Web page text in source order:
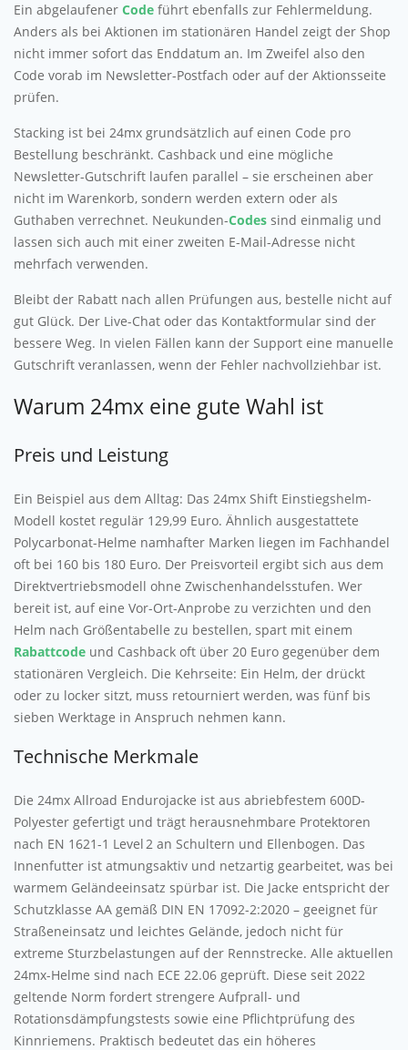
Ein abgelaufener Code führt ebenfalls zur Fehlermeldung.
Anders als bei Aktionen im stationären Handel zeigt der Shop
nicht immer sofort das Enddatum an. Im Zweifel also den
Code vorab im Newsletter-Postfach oder auf der Aktionsseite
prüfen.
Stacking ist bei 24mx grundsätzlich auf einen Code pro
Bestellung beschränkt. Cashback und eine mögliche
Newsletter-Gutschrift laufen parallel – sie erscheinen aber
nicht im Warenkorb, sondern werden extern oder als
Guthaben verrechnet. Neukunden-Codes sind einmalig und
lassen sich auch mit einer zweiten E-Mail-Adresse nicht
mehrfach verwenden.
Bleibt der Rabatt nach allen Prüfungen aus, bestelle nicht auf
gut Glück. Der Live-Chat oder das Kontaktformular sind der
bessere Weg. In vielen Fällen kann der Support eine manuelle
Gutschrift veranlassen, wenn der Fehler nachvollziehbar ist.
Warum 24mx eine gute Wahl ist
Preis und Leistung
Ein Beispiel aus dem Alltag: Das 24mx Shift Einstiegshelm-
Modell kostet regulär 129,99 Euro. Ähnlich ausgestattete
Polycarbonat-Helme namhafter Marken liegen im Fachhandel
oft bei 160 bis 180 Euro. Der Preisvorteil ergibt sich aus dem
Direktvertriebsmodell ohne Zwischenhandelsstufen. Wer
bereit ist, auf eine Vor-Ort-Anprobe zu verzichten und den
Helm nach Größentabelle zu bestellen, spart mit einem
Rabattcode und Cashback oft über 20 Euro gegenüber dem
stationären Vergleich. Die Kehrseite: Ein Helm, der drückt
oder zu locker sitzt, muss retourniert werden, was fünf bis
sieben Werktage in Anspruch nehmen kann.
Technische Merkmale
Die 24mx Allroad Endurojacke ist aus abriebfestem 600D-
Polyester gefertigt und trägt herausnehmbare Protektoren
nach EN 1621-1 Level 2 an Schultern und Ellenbogen. Das
Innenfutter ist atmungsaktiv und netzartig gearbeitet, was bei
warmem Geländeeinsatz spürbar ist. Die Jacke entspricht der
Schutzklasse AA gemäß DIN EN 17092-2:2020 – geeignet für
Straßeneinsatz und leichtes Gelände, jedoch nicht für
extreme Sturzbelastungen auf der Rennstrecke. Alle aktuellen
24mx-Helme sind nach ECE 22.06 geprüft. Diese seit 2022
geltende Norm fordert strengere Aufprall- und
Rotationsdämpfungstests sowie eine Pflichtprüfung des
Kinnriemens. Praktisch bedeutet das ein höheres